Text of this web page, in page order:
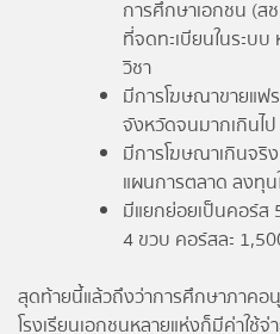
การศึกษาเอกชน (สช
ที่จดทะเบียนในระบบ
วิชา
มีการโฆษณาขายแฟ
จังหวัดจนมากเกินไป
มีการโฆษณาเกินจริ
แผนการตลาด ลงทุ
มีแยกย่อยเป็นคอร์ส
4 ขวบ คอร์สละ
สุดท้ายนี้แล้วถึงว่าการศึกษาภาคอ
โรงเรียนเอกชนหลายแห่งก็มีค่าใช้จ่